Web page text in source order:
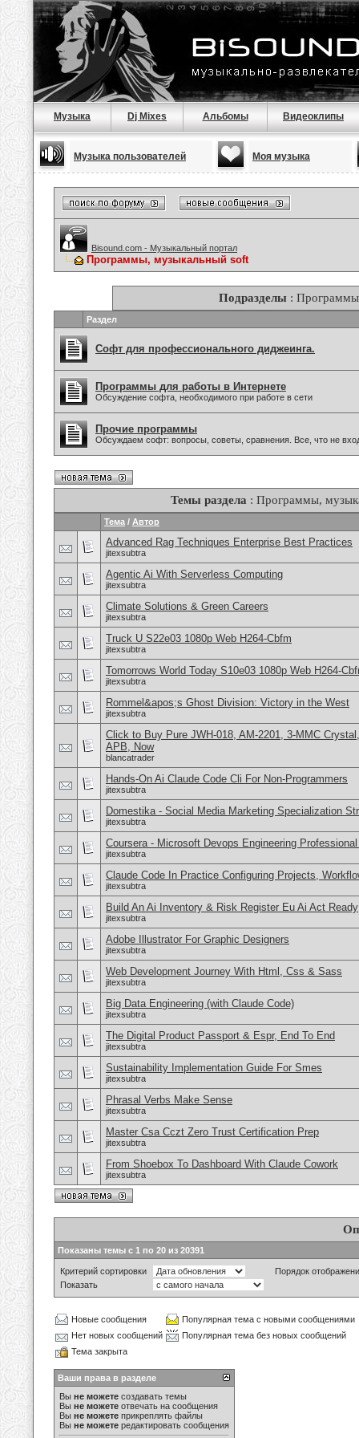
Музыка Dj Mixes Альбомы Видеоклипы
Музыка пользователей Моя музыка
Bisound.com - Музыкальный портал
Программы, музыкальный soft
Подразделы:
Раздел
Софт для профессионального диджеинга.
Программы для работы в Интернете
Обсуждение софта, необходимого при работе в сети
Прочие программы
Обсуждаем софт: вопросы, советы, сравнения. Все, что не
Темы раздела : Программы,
Тема / Автор
Advanced Rag Techniques Enterprise Best Practices
jitexsubtra
Agentic Ai With Serverless Computing
jitexsubtra
Climate Solutions & Green Careers
jitexsubtra
Truck U S22e03 1080p Web H264-Cbfm
jitexsubtra
Tomorrows World Today S10e03 1080p Web H264-
jitexsubtra
Rommel&apos;s Ghost Division: Victory in the West
jitexsubtra
Click to Buy Pure JWH-018, AM-2201, 3-MMC
APB, Now
blancatrader
Hands-On Ai Claude Code Cli For Non-Programmers
jitexsubtra
Domestika - Social Media Marketing Specialization
jitexsubtra
Coursera - Microsoft Devops Engineering
jitexsubtra
Claude Code In Practice Configuring Projects,
jitexsubtra
Build An Ai Inventory & Risk Register Eu Ai Act Ready
jitexsubtra
Adobe Illustrator For Graphic Designers
jitexsubtra
Web Development Journey With Html, Css & Sass
jitexsubtra
Big Data Engineering (with Claude Code)
jitexsubtra
The Digital Product Passport & Espr, End To End
jitexsubtra
Sustainability Implementation Guide For Smes
jitexsubtra
Phrasal Verbs Make Sense
jitexsubtra
Master Csa Cczt Zero Trust Certification Prep
jitexsubtra
From Shoebox To Dashboard With Claude Cowork
jitexsubtra
Показаны темы с 1 по 20 из 20391
Критерий сортировки
Порядок
Показать
Новые сообщения
Популярная тема с новыми сообщениями
Нет новых сообщений
Популярная тема без новых сообщений
Тема закрыта
Ваши права в разделе
Вы не можете создавать темы
Вы не можете отвечать на сообщения
Вы не можете прикреплять файлы
Вы не можете редактировать сообщения